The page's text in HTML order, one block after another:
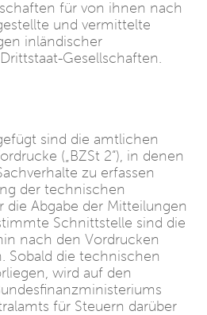
für von ihnen nach
und vermittelte
inländischer
Gesellschaften.
sind die amtlichen
(„BZSt 2“), in denen
zu erfassen
der technischen
die Abgabe der Mitteilungen
Schnittstelle sind die
nach den Vordrucken
Sobald die technischen
wird auf den
für Steuern darüber